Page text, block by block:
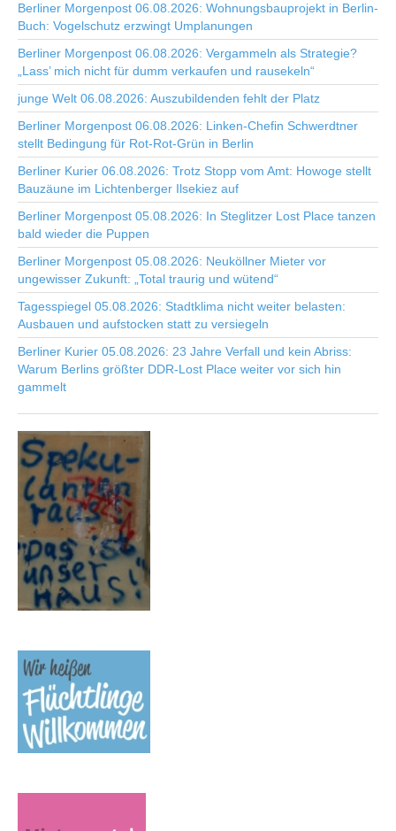
Berliner Morgenpost 06.08.2026: Wohnungsbauprojekt in Berlin-
Buch: Vogelschutz erzwingt Umplanungen
Berliner Morgenpost 06.08.2026: Vergammeln als Strategie?
„Lass’ mich nicht für dumm verkaufen und rausekeln“
junge Welt 06.08.2026: Auszubildenden fehlt der Platz
Berliner Morgenpost 06.08.2026: Linken-Chefin Schwerdtner
stellt Bedingung für Rot-Rot-Grün in Berlin
Berliner Kurier 06.08.2026: Trotz Stopp vom Amt: Howoge stellt
Bauzäune im Lichtenberger Ilsekiez auf
Berliner Morgenpost 05.08.2026: In Steglitzer Lost Place tanzen
bald wieder die Puppen
Berliner Morgenpost 05.08.2026: Neuköllner Mieter vor
ungewisser Zukunft: „Total traurig und wütend“
Tagesspiegel 05.08.2026: Stadtklima nicht weiter belasten:
Ausbauen und aufstocken statt zu versiegeln
Berliner Kurier 05.08.2026: 23 Jahre Verfall und kein Abriss:
Warum Berlins größter DDR-Lost Place weiter vor sich hin
gammelt